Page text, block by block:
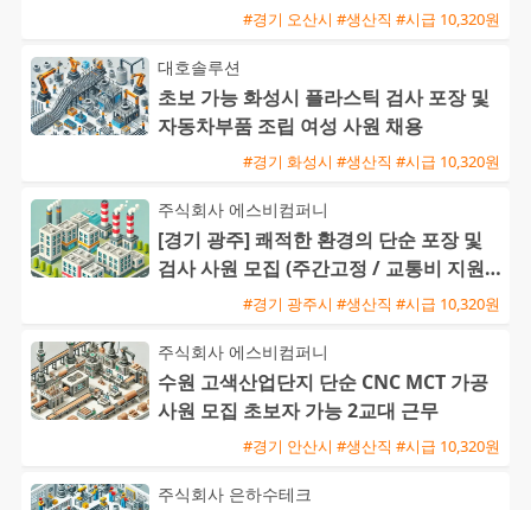
#경기 오산시 #생산직 #시급 10,320원
대호솔루션
초보 가능 화성시 플라스틱 검사 포장 및
자동차부품 조립 여성 사원 채용
#경기 화성시 #생산직 #시급 10,320원
주식회사 에스비컴퍼니
[경기 광주] 쾌적한 환경의 단순 포장 및
검사 사원 모집 (주간고정 / 교통비 지원 /
즉시 출근 가능)#경기 광주시 #생산직 #시급 10,320원
주식회사 에스비컴퍼니
수원 고색산업단지 단순 CNC MCT 가공
사원 모집 초보자 가능 2교대 근무
#경기 안산시 #생산직 #시급 10,320원
주식회사 은하수테크